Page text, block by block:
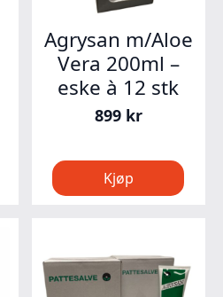
Agrysan m/Aloe
Vera 200ml –
eske à 12 stk
899 kr
Kjøp